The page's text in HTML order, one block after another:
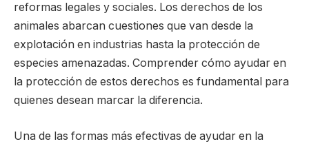
reformas legales y sociales. Los derechos de los
animales abarcan cuestiones que van desde la
explotación en industrias hasta la protección de
especies amenazadas. Comprender cómo ayudar en
la protección de estos derechos es fundamental para
quienes desean marcar la diferencia.
Una de las formas más efectivas de ayudar en la